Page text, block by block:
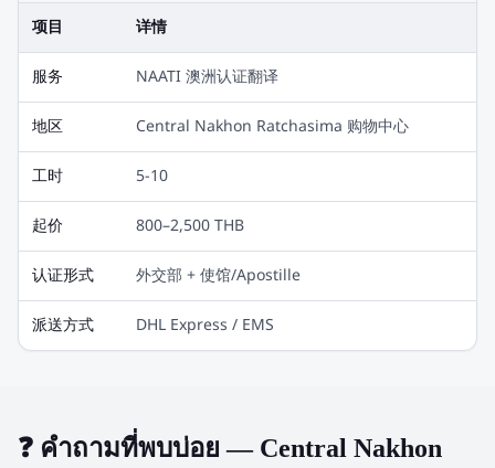
项目 详情
服务 NAATI 澳洲认证翻译
地区 Central Nakhon Ratchasima 购物中心
工时 5-10
起价 800–2,500 THB
认证形式 外交部 + 使馆/Apostille
派送方式 DHL Express / EMS
❓ คำถามที่พบบ่อย — Central Nakhon